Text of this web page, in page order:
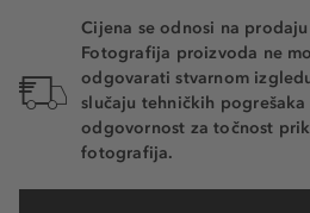
Cijena se odnosi na
Fotografija proizvoda ne
odgovarati stvarnom
slučaju tehničkih
odgovornost za točnost
fotografija.